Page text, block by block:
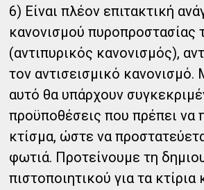
6) Είναι πλέον επιτακτική
κανονισμού πυροπροστασίας
(αντιπυρικός κανονισμός),
τον αντισεισμικό
αυτό θα υπάρχουν
προϋποθέσεις που πρέπει να
κτίσμα, ώστε να
φωτιά. Προτείνουμε τη
πιστοποιητικού για τα κτίρια